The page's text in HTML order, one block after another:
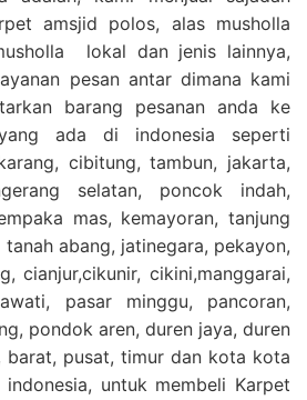
amsjid polos, alas musholla
lokal dan jenis lainnya,
pesan antar dimana kami
barang pesanan anda ke
ada di indonesia seperti
cibitung, tambun, jakarta,
selatan, poncok indah,
mas, kemayoran, tanjung
abang, jatinegara, pekayon,
cianjur,cikunir, cikini,manggarai,
pasar minggu, pancoran,
pondok aren, duren jaya, duren
barat, pusat, timur dan kota kota
untuk membeli Karpet